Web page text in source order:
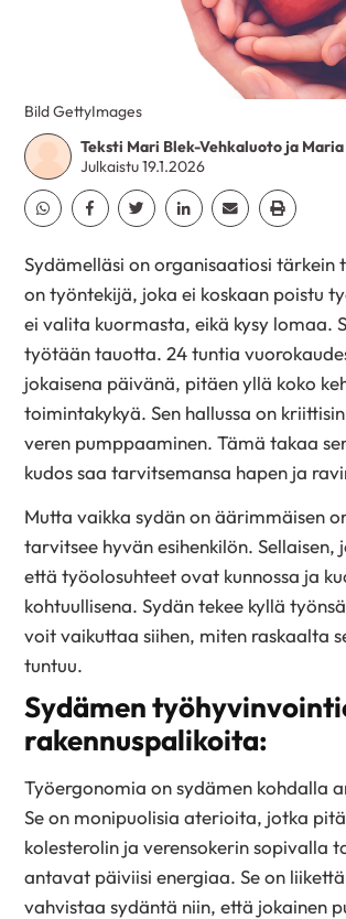
Teksti Mari Blek-Vehkaluoto ja Maria
Julkaistu 19.1.2026
Jaa Whatsapp
Jaa Facebook
Jaa TwitterJaa Linkedin
Jaa EmailJaa Print
Bild GettyImages
Sydämelläsi on organisaatiosi tärkein
on työntekijä, joka ei koskaan poistu
ei valita kuormasta, eikä kysy lomaa.
työtään tauotta. 24 tuntia
jokaisena päivänä, pitäen yllä koko
toimintakykyä. Sen hallussa on
veren pumppaaminen. Tämä takaa
kudos saa tarvitsemansa hapen ja
Mutta vaikka sydän on äärimmäisen
tarvitsee hyvän esihenkilön. Sellaisen,
että työolosuhteet ovat kunnossa ja
kohtuullisena. Sydän tekee kyllä
voit vaikuttaa siihen, miten raskaalta
tuntuu.
Sydämen
rakennuspalikoita:
Työergonomia on sydämen kohdalla
Se on monipuolisia aterioita, jotka
kolesterolin ja verensokerin sopivalla
antavat päiviisi energiaa. Se on
vahvistaa sydäntä niin, että jokainen